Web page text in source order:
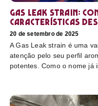
Gas Leak strain:
características
20 de setembro de 2025
A Gas Leak strain é uma
atenção pelo seu perfil
potentes. Como o nome já